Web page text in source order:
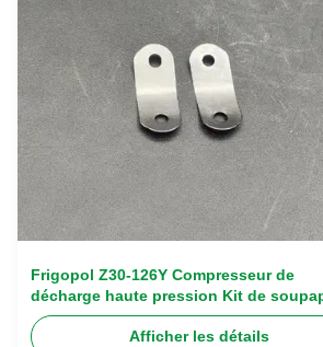
Frigopol Z30-126Y Compresseur de
décharge haute pression Kit de
roseau avec kit de révision complète
acier inoxydable haut de gamme
Afficher les détails